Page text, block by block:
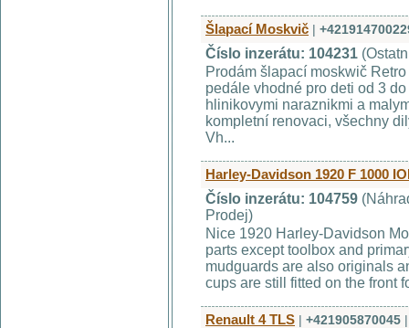
Šlapací Moskvič |
Číslo inzerátu: 104231
Prodám šlapací moskwič
pedále vhodné pro deti od 3
hlinikovymi naraznikmi a
kompletní renovaci, všechny
Vh...
Harley-Davidson 1920 F 1000
Číslo inzerátu: 104759
Prodej)
Nice 1920 Harley-Davidson
parts except toolbox and
mudguards are also originals
cups are still fitted on the front
Renault 4 TLS | +421905870045 |